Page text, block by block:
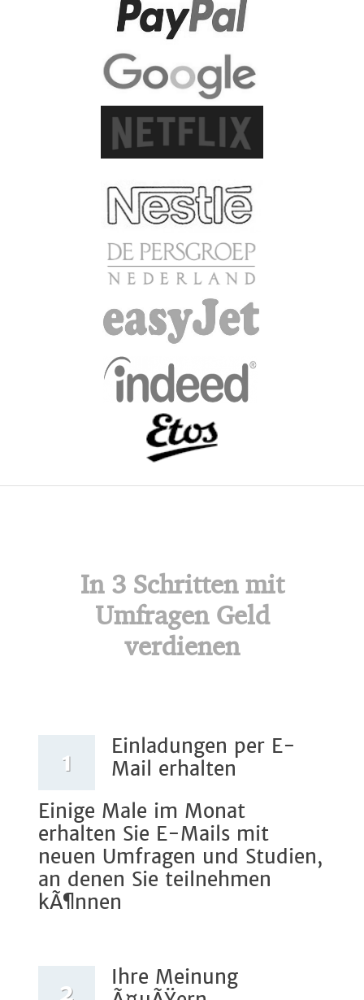
In 3 Schritten mit
Umfragen Geld
verdienen
1
Einladungen per E-
Mail erhalten
Einige Male im Monat
erhalten Sie E-Mails mit
neuen Umfragen und Studien,
an denen Sie teilnehmen
kÃ¶nnen
2
Ihre Meinung